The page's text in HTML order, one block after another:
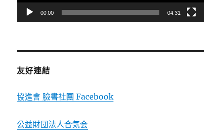
00:00 04:31
友好連結
協進會 臉書社團 Facebook
公益財団法人合気会